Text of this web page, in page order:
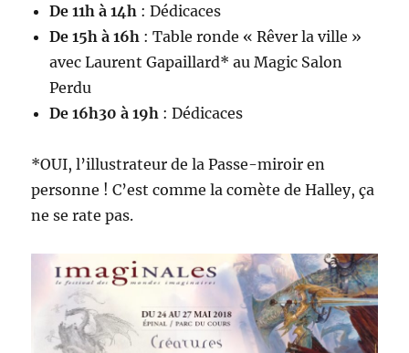
De 11h à 14h : Dédicaces
De 15h à 16h : Table ronde « Rêver la ville »
avec Laurent Gapaillard* au Magic Salon
Perdu
De 16h30 à 19h : Dédicaces
*OUI, l’illustrateur de la Passe-miroir en
personne ! C’est comme la comète de Halley, ça
ne se rate pas.